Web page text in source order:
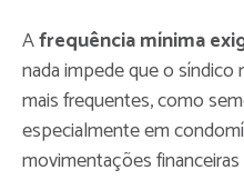
Afrequência mínima
nada impede que o
mais frequentes, como
especialmente em
movimentações